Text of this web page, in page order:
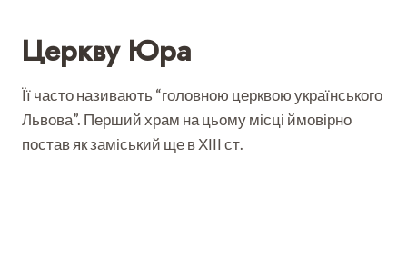
Церкву Юра
Її часто називають “головною церквою українського
Львова”. Перший храм на цьому місці ймовірно
постав як заміський ще в ХІІІ ст.